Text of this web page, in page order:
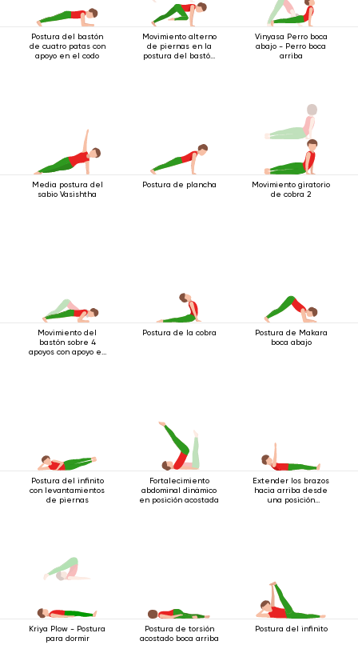
Postura del bastón
de cuatro patas con
apoyo en el codo
Movimiento alterno
de piernas en la
postura del bastón
Vinyasa Perro boca
abajo - Perro boca
arriba
Media postura del
sabio Vasishtha
Postura de plancha
Movimiento giratorio
de cobra 2
Movimiento del
bastón sobre 4
apoyos con apoyo en
Postura de la cobra
Postura de Makara
boca abajo
Postura del infinito
con levantamientos
de piernas
Fortalecimiento
abdominal dinámico
en posición acostada
Extender los brazos
hacia arriba desde
una posición
Kriya Plow - Postura
para dormir
Postura de torsión
acostado boca arriba
Postura del infinito